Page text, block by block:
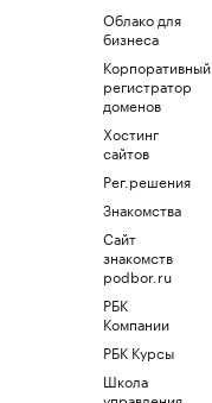
Облако для
бизнеса
Корпоративный
регистратор
доменов
Хостинг
сайтов
Рег.решения
Знакомства
Сайт
знакомств
podbor.ru
РБК
Компании
РБК Курсы
Школа